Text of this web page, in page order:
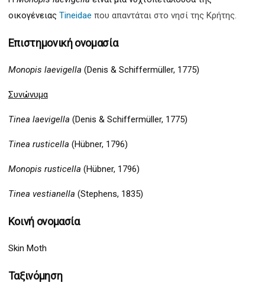
οικογένειας Tineidae που απαντάται στο νησί της Κρήτης.
Επιστημονική ονομασία
Monopis laevigella (Denis & Schiffermüller, 1775)
Συνώνυμα
Tinea laevigella (Denis & Schiffermüller, 1775)
Tinea rusticella (Hübner, 1796)
Monopis rusticella (Hübner, 1796)
Tinea vestianella (Stephens, 1835)
Κοινή ονομασία
Skin Moth
Ταξινόμηση